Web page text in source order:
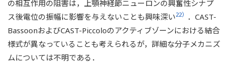
の相互作用の阻害は，上顎神経節ニューロンの興奮性シナプ
ス後電位の振幅に影響を与えないことも興味深い22） ．CAST-
BassoonおよびCAST-Piccoloのアクティブゾーンにおける結合
様式が異なっていることも考えられるが，詳細な分子メカニズ
ムについては不明である．